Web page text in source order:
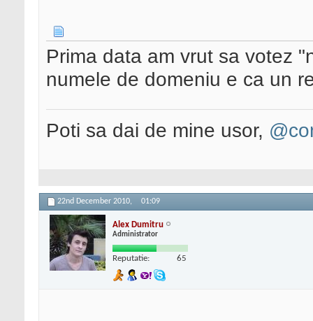
Prima data am vrut sa votez
numele de domeniu e ca un
Poti sa dai de mine usor,
22nd December 2010, 01:09
Alex Dumitru
Administrator
Reputatie: 65